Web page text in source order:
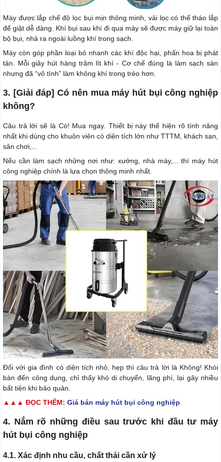
Máy được lắp chế độ lọc bụi mịn thông minh, vải lọc có thể tháo lắp
để giặt dễ dàng. Khí bụi sau khi đi qua máy sẽ được máy giữ lại toàn
bộ bụi, nhả ra ngoài luồng khí trong sạch.
Máy còn góp phần loại bỏ nhanh các khí độc hại, phấn hoa bị phát
tán. Mỗi giây hút hàng trăm lít khí - Cơ chế đúng là làm sạch sàn
nhưng đã “vô tình” làm không khí trong trẻo hơn.
3. [Giải đáp] Có nên mua máy hút bụi công nghiệp
không?
Câu trả lời sẽ là Có! Mua ngay. Thiết bị này thể hiện rõ tính năng
nhất khi dùng cho khuôn viên có diện tích lớn như TTTM, khách sạn,
sân chơi,...
Nếu cần làm sạch những nơi như: xưởng, nhà máy,... thì máy hút
công nghiệp chính là lựa chọn thông minh nhất.
Đối với gia đình có diện tích nhỏ, hẹp thì câu trả lời là Không! Khỏi
bàn đến công dụng, chỉ thấy khó di chuyển, lãng phí, lại gây nhiều
bất tiện khi bảo quản.
▲▲▲ ĐỌC THÊM: Giá bán máy hút bụi công nghiệp
4. Nắm rõ những điều sau trước khi đầu tư máy
hút bụi công nghiệp
4.1. Xác định nhu cầu, chất thải cần xử lý